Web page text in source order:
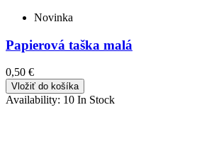
Novinka
Papierová taška malá
0,50 €
Vložiť do košíka
Availability: 10 In Stock